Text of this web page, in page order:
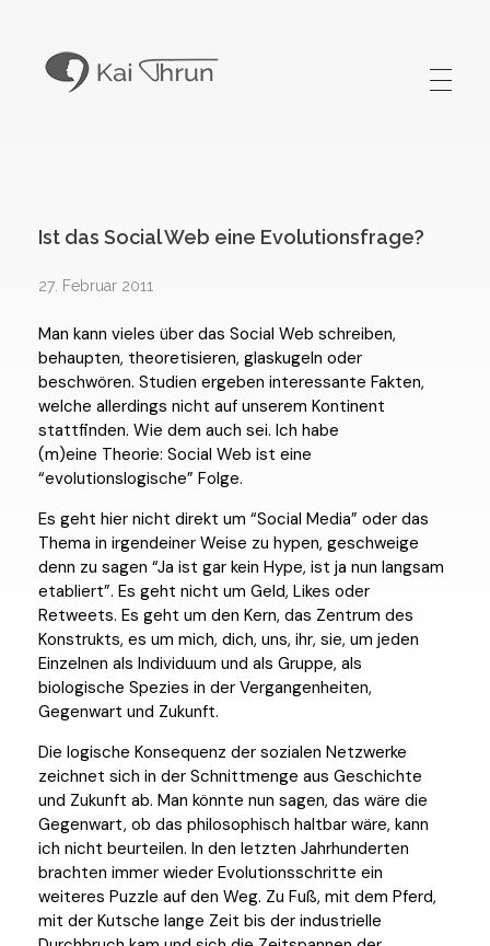
Ist das Social Web eine Evolutionsfrage?
27. Februar 2011
Man kann vieles über das Social Web schreiben,
behaupten, theoretisieren, glaskugeln oder
beschwören. Studien ergeben interessante Fakten,
welche allerdings nicht auf unserem Kontinent
stattfinden. Wie dem auch sei. Ich habe
(m)eine Theorie: Social Web ist eine
“evolutionslogische” Folge.
Es geht hier nicht direkt um “Social Media” oder das
Thema in irgendeiner Weise zu hypen, geschweige
denn zu sagen “Ja ist gar kein Hype, ist ja nun langsam
etabliert”. Es geht nicht um Geld, Likes oder
Retweets. Es geht um den Kern, das Zentrum des
Konstrukts, es um mich, dich, uns, ihr, sie, um jeden
Einzelnen als Individuum und als Gruppe, als
biologische Spezies in der Vergangenheiten,
Gegenwart und Zukunft.
Die logische Konsequenz der sozialen Netzwerke
zeichnet sich in der Schnittmenge aus Geschichte
und Zukunft ab. Man könnte nun sagen, das wäre die
Gegenwart, ob das philosophisch haltbar wäre, kann
ich nicht beurteilen. In den letzten Jahrhunderten
brachten immer wieder Evolutionsschritte ein
weiteres Puzzle auf den Weg. Zu Fuß, mit dem Pferd,
mit der Kutsche lange Zeit bis der industrielle